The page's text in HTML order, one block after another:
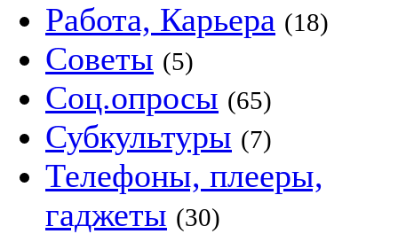
Работа, Карьера (18)
Советы (5)
Соц.опросы (65)
Субкультуры (7)
Телефоны, плееры,
гаджеты (30)